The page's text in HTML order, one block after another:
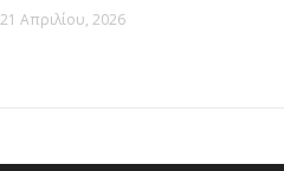
21 Απριλίου, 2026